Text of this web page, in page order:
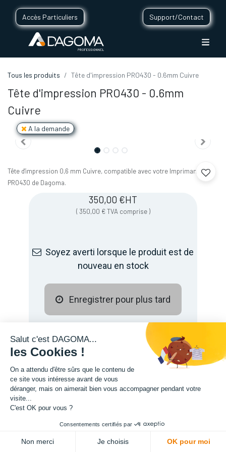
Accès Particuliers Support/Contact
Tous les produits Tête d'impression PRO430 - 0.6mm Cuivre
Tête d'impression PRO430 - 0.6mm
Cuivre
A la demande
Tête d'impression 0,6 mm Cuivre, compatible avec votre Imprimante 3D
PRO430 de Dagoma.
350,00 €HT
( 350,00 € TVA comprise )
Soyez averti lorsque le produit est de
nouveau en stock
Enregistrer pour plus tard
Description
Salut c'est DAGOMA...
les Cookies !
On a attendu d'être sûrs que le contenu de
ce site vous intéresse avant de vous
déranger, mais on aimerait bien vous accompagner pendant votre
visite...
C'est OK pour vous ?
Consentements certifiés par
Non merci Je choisis OK pour moi